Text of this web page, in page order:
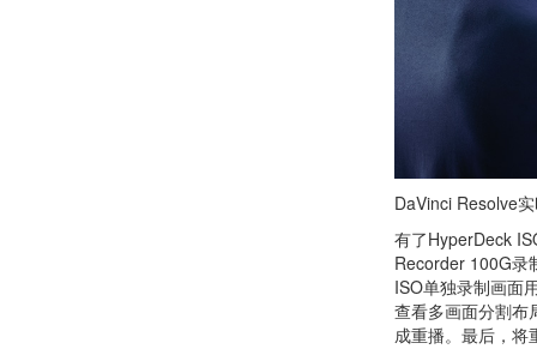
DaVinci Resolve
有了HyperDeck
Recorder 100G录
ISO单独录制画面
查看多画面分割布
成重播。最后，将